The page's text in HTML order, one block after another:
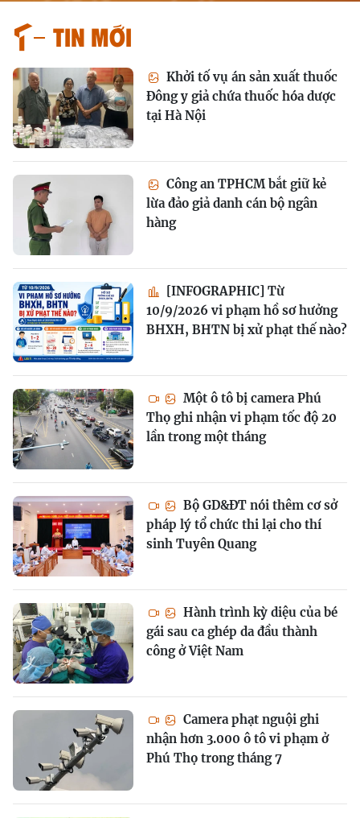
Tin mới
Khởi tố vụ án sản xuất thuốc
Đông y giả chứa thuốc hóa dược
tại Hà Nội
Công an TPHCM bắt giữ kẻ
lừa đảo giả danh cán bộ ngân
hàng
[INFOGRAPHIC] Từ
10/9/2026 vi phạm hồ sơ hưởng
BHXH, BHTN bị xử phạt thế nào?
Một ô tô bị camera Phú
Thọ ghi nhận vi phạm tốc độ 20
lần trong một tháng
Bộ GD&ĐT nói thêm cơ sở
pháp lý tổ chức thi lại cho thí
sinh Tuyên Quang
Hành trình kỳ diệu của bé
gái sau ca ghép da đầu thành
công ở Việt Nam
Camera phạt nguội ghi
nhận hơn 3.000 ô tô vi phạm ở
Phú Thọ trong tháng 7